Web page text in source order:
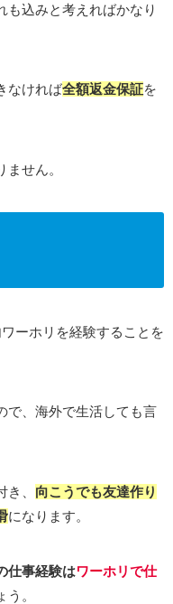
も込みと考えればかなり
なければ全額返金保証を
せん。
ーホリを経験することを
で、海外で生活しても言
、 向こうでも友達作り
になります。
仕事経験はワーホリで仕
。